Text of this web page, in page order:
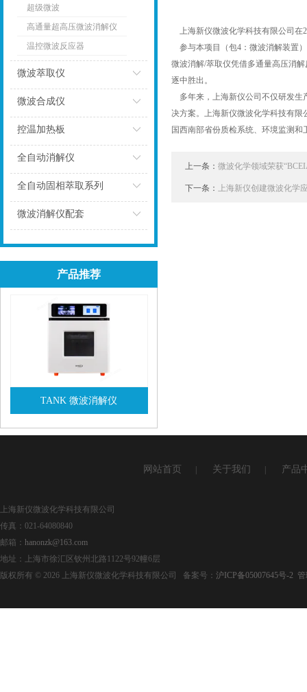
超级微波
高通量超高压微波消解仪
温控微波反应器
微波萃取仪
微波合成仪
控温加热板
全自动消解仪
点击
全自动固相萃取系列
微波消解仪配套
产品推荐
TANK 微波消解仪
查看详情
上海新仪微波化学科技有限公司在
参与本项目（包4：微波消解装置
微波消解/萃取仪凭借多通量高压消
逐中胜出。
多年来，上海新仪公司不仅研发生
决方案。上海新仪微波化学科技有
国西南部省份质检系统、环境监测和
上一条： 微波化学领域荣获
下一条： 上海新仪创建微波化学
网站首页 关于我们 产品
上海新仪微波化学科技有限公司
传真：021-64080840
邮箱： hanonzk@163.com
地址：上海市徐汇区钦州北路1122号92幢6层
版权所有 © 2026 上海新仪微波化学科技有限公司 备案号： 沪ICP备05007645号-2